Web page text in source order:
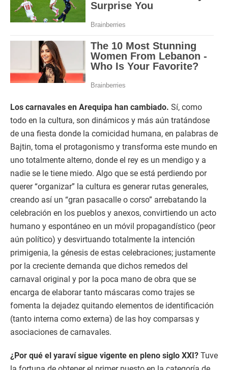
Los carnavales en Arequipa han cambiado. Sí, como
todo en la cultura, son dinámicos y más aún tratándose
de una fiesta donde la comicidad humana, en palabras de
Bajtin, toma el protagonismo y transforma este mundo en
uno totalmente alterno, donde el rey es un mendigo y a
nadie se le tiene miedo. Algo que se está perdiendo por
querer “organizar” la cultura es generar rutas generales,
creando así un “gran pasacalle o corso” arrebatando la
celebración en los pueblos y anexos, convirtiendo un acto
humano y espontáneo en un móvil propagandístico (peor
aún político) y desvirtuando totalmente la intención
primigenia, la génesis de estas celebraciones; justamente
por la creciente demanda que dichos remedos del
carnaval original y por la poca mano de obra que se
encarga de elaborar tanto máscaras como trajes se
fomenta la dejadez quitando elementos de identificación
(tanto interna como externa) de las hoy comparsas y
asociaciones de carnavales.
¿Por qué el yaraví sigue vigente en pleno siglo XXI? Tuve